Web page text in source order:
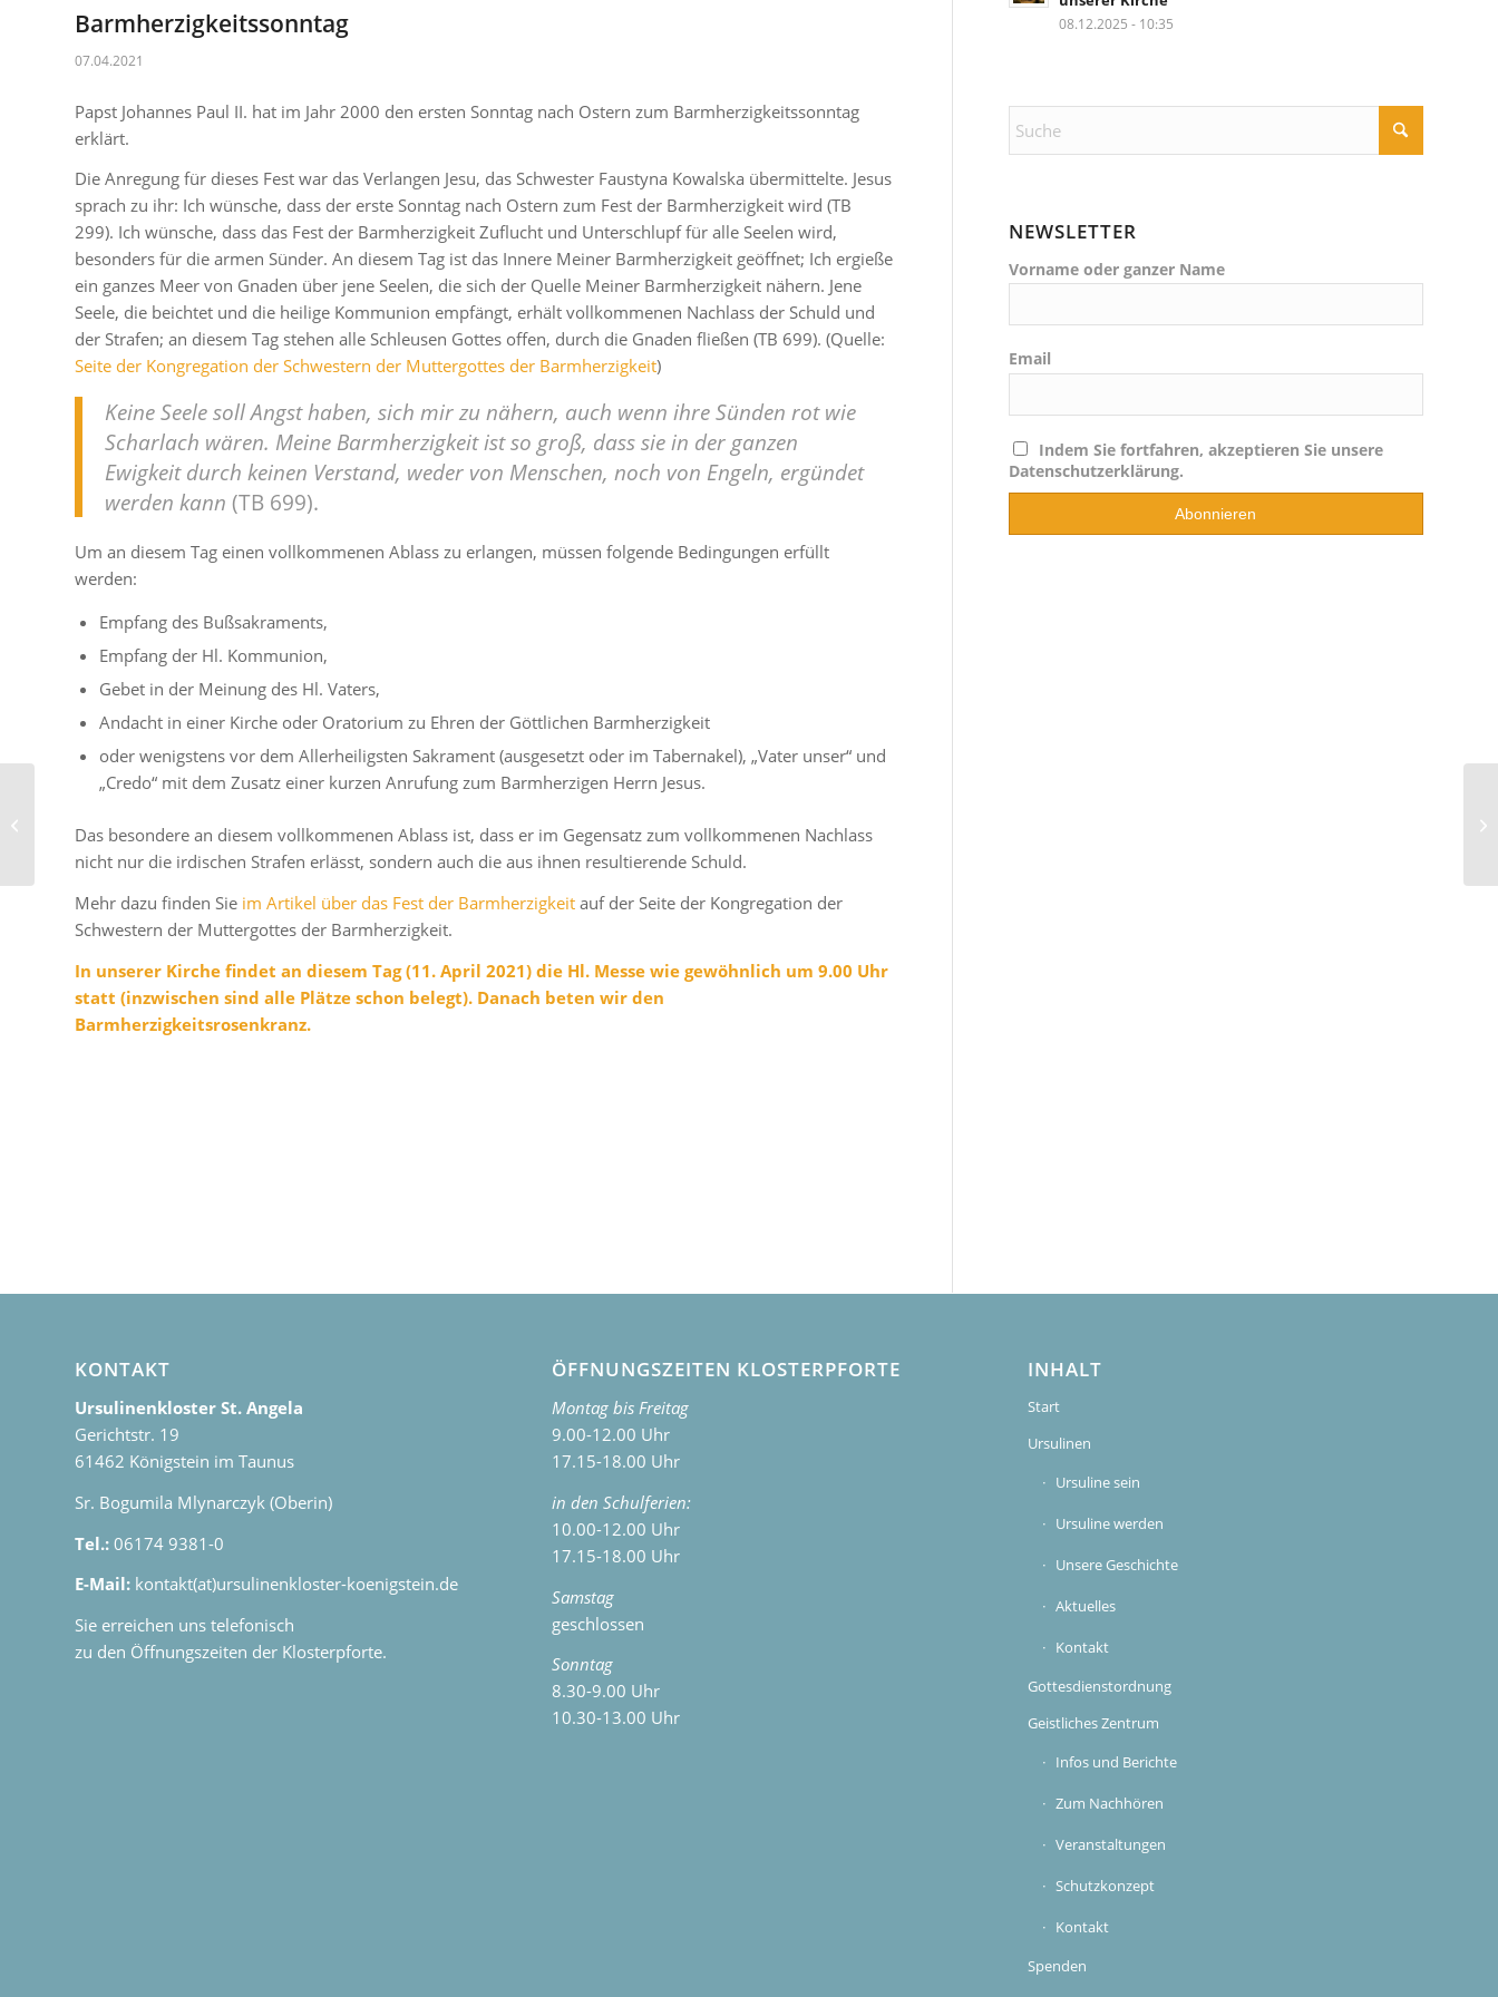
Barmherzigkeitssonntag
07.04.2021
Papst Johannes Paul II. hat im Jahr 2000 den ersten Sonntag nach Ostern zum Barmherzigkeitssonntag
erklärt.
Die Anregung für dieses Fest war das Verlangen Jesu, das Schwester Faustyna Kowalska übermittelte. Jesus
sprach zu ihr: Ich wünsche, dass der erste Sonntag nach Ostern zum Fest der Barmherzigkeit wird (TB
299). Ich wünsche, dass das Fest der Barmherzigkeit Zuflucht und Unterschlupf für alle Seelen wird,
besonders für die armen Sünder. An diesem Tag ist das Innere Meiner Barmherzigkeit geöffnet; Ich ergieße
ein ganzes Meer von Gnaden über jene Seelen, die sich der Quelle Meiner Barmherzigkeit nähern. Jene
Seele, die beichtet und die heilige Kommunion empfängt, erhält vollkommenen Nachlass der Schuld und
der Strafen; an diesem Tag stehen alle Schleusen Gottes offen, durch die Gnaden fließen (TB 699). (Quelle:
Seite der Kongregation der Schwestern der Muttergottes der Barmherzigkeit)
Keine Seele soll Angst haben, sich mir zu nähern, auch wenn ihre Sünden rot wie
Scharlach wären. Meine Barmherzigkeit ist so groß, dass sie in der ganzen
Ewigkeit durch keinen Verstand, weder von Menschen, noch von Engeln, ergündet
werden kann (TB 699).
Um an diesem Tag einen vollkommenen Ablass zu erlangen, müssen folgende Bedingungen erfüllt
werden:
Empfang des Bußsakraments,
Empfang der Hl. Kommunion,
Gebet in der Meinung des Hl. Vaters,
Andacht in einer Kirche oder Oratorium zu Ehren der Göttlichen Barmherzigkeit
oder wenigstens vor dem Allerheiligsten Sakrament (ausgesetzt oder im Tabernakel), „Vater unser“ und
„Credo“ mit dem Zusatz einer kurzen Anrufung zum Barmherzigen Herrn Jesus.
Das besondere an diesem vollkommenen Ablass ist, dass er im Gegensatz zum vollkommenen Nachlass
nicht nur die irdischen Strafen erlässt, sondern auch die aus ihnen resultierende Schuld.
Mehr dazu finden Sie im Artikel über das Fest der Barmherzigkeit auf der Seite der Kongregation der
Schwestern der Muttergottes der Barmherzigkeit.
In unserer Kirche findet an diesem Tag (11. April 2021) die Hl. Messe wie gewöhnlich um 9.00 Uhr
statt (inzwischen sind alle Plätze schon belegt). Danach beten wir den
Barmherzigkeitsrosenkranz.
08.12.2025 - 10:35
NEWSLETTER
Vorname oder ganzer Name
Email
Indem Sie fortfahren, akzeptieren Sie unsere
Datenschutzerklärung.
KONTAKT
Ursulinenkloster St. Angela
Gerichtstr. 19
61462 Königstein im Taunus
Sr. Bogumila Mlynarczyk (Oberin)
Tel.: 06174 9381-0
E-Mail: kontakt(at)ursulinenkloster-koenigstein.de
Sie erreichen uns telefonisch
zu den Öffnungszeiten der Klosterpforte.
ÖFFNUNGSZEITEN KLOSTERPFORTE
Montag bis Freitag
9.00-12.00 Uhr
17.15-18.00 Uhr
in den Schulferien:
10.00-12.00 Uhr
17.15-18.00 Uhr
Samstag
geschlossen
Sonntag
8.30-9.00 Uhr
10.30-13.00 Uhr
INHALT
Start
Ursulinen
Ursuline sein
Ursuline werden
Unsere Geschichte
Aktuelles
Kontakt
Gottesdienstordnung
Geistliches Zentrum
Infos und Berichte
Zum Nachhören
Veranstaltungen
Schutzkonzept
Kontakt
Spenden
auferstanden. Halleluja!